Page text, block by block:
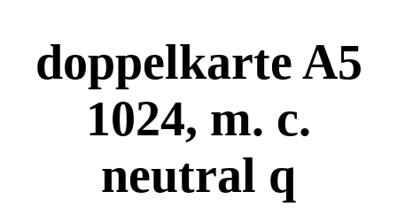
doppelkarte A5
1024, m. c.
neutral q